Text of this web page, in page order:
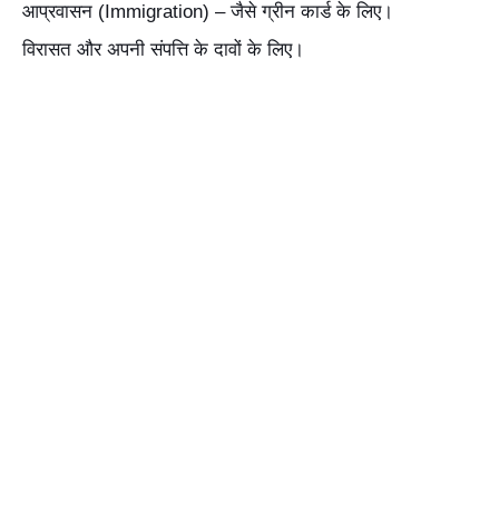
आप्रवासन (Immigration) – जैसे ग्रीन कार्ड के लिए।
विरासत और अपनी संपत्ति के दावों के लिए।